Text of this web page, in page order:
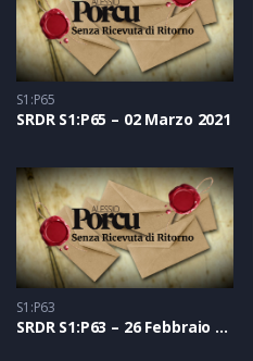
S1:P65
SRDR S1:P65 – 02 Marzo 2021
S1:P63
SRDR S1:P63 – 26 Febbraio 2021